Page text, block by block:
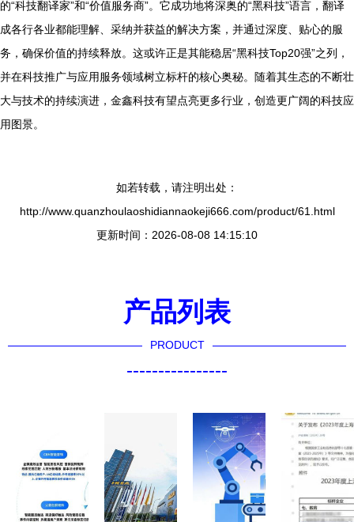
的“科技翻译家”和“价值服务商”。它成功地将深奥的“黑科技”语言，翻译
成各行各业都能理解、采纳并获益的解决方案，并通过深度、贴心的服
务，确保价值的持续释放。这或许正是其能稳居“黑科技Top20强”之列，
并在科技推广与应用服务领域树立标杆的核心奥秘。随着其生态的不断壮
大与技术的持续演进，金鑫科技有望点亮更多行业，创造更广阔的科技应
用图景。
如若转载，请注明出处：
http://www.quanzhoulaoshidiannaokeji666.com/product/61.html
更新时间：2026-08-08 14:15:10
产品列表
PRODUCT
----------------